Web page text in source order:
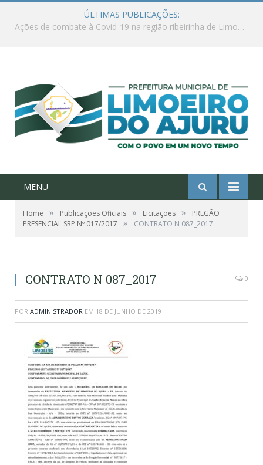
ÚLTIMAS PUBLICAÇÕES:
Ações de combate à Covid-19 na região ribeirinha de Limoeiro do Ajuru continuam
MENU
Home » Publicações Oficiais » Licitações »
PREGÃO
PRESENCIAL SRP Nº 017/2017
» CONTRATO N 087_2017
CONTRATO N 087_2017 0
POR ADMINISTRADOR EM 18 DE JUNHO DE 2019